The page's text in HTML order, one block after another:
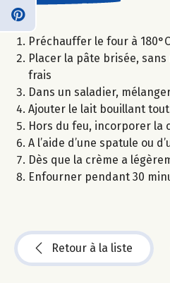
Préchauffer le four à 180°C
Placer la pâte brisée,
frais
Dans un saladier,
Ajouter le lait bouillant
Hors du feu, incorporer la
A l’aide d’une spatule ou
Dès que la crème a
Enfourner pendant 30
Retour à la liste